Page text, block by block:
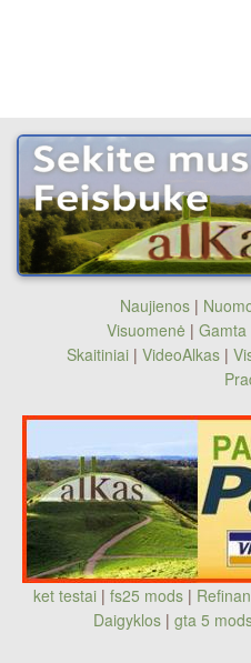
Naujienos|
Visuomenė |
Skaitiniai | VideoAlkas |
ket testai | fs25 mods|
Daigyklos| gta 5